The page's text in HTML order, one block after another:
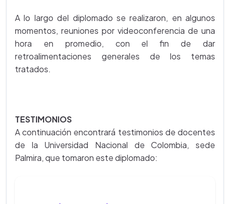
A lo largo del diplomado se realizaron, en algunos
momentos, reuniones por videoconferencia de una
hora en promedio, con el fin de dar
retroalimentaciones generales de los temas
tratados.
TESTIMONIOS
A continuación encontrará testimonios de docentes
de la Universidad Nacional de Colombia, sede
Palmira, que tomaron este diplomado: